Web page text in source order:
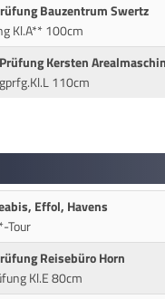
Bauzentrum Swertz
Kl.A** 100cm
Kersten
110cm
Effol, Havens
Tour
Reisebüro Horn
Kl.E 80cm